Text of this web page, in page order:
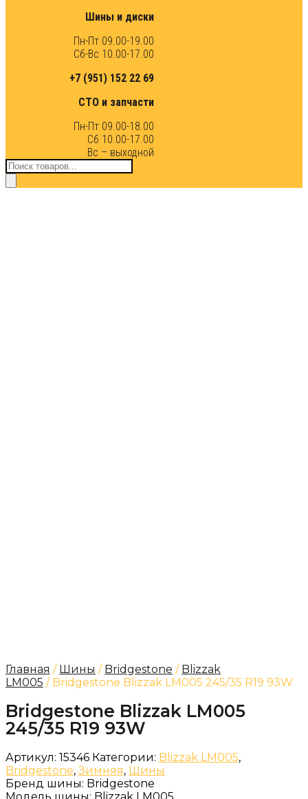
Шины и диски
Пн-Пт 09.00-19.00
Сб-Вс 10.00-17.00
+7 (951) 152 22 69
СТО и запчасти
Пн-Пт 09.00-18.00
Сб 10.00-17.00
Вс – выходной
Поиск
товаров
Главная / Шины / Bridgestone / Blizzak
LM005 / Bridgestone Blizzak LM005 245/35 R19 93W
Bridgestone Blizzak LM005
245/35 R19 93W
Артикул: 15346 Категории: Blizzak LM005,
Bridgestone,Зимняя, Шины
Бренд шины: Bridgestone